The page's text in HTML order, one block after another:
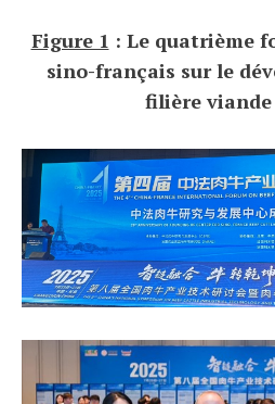
Figure 1 : Le quatrième
sino-français sur le
filière